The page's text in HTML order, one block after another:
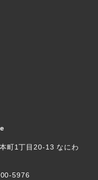
町1丁目20-13 なにわ
5976